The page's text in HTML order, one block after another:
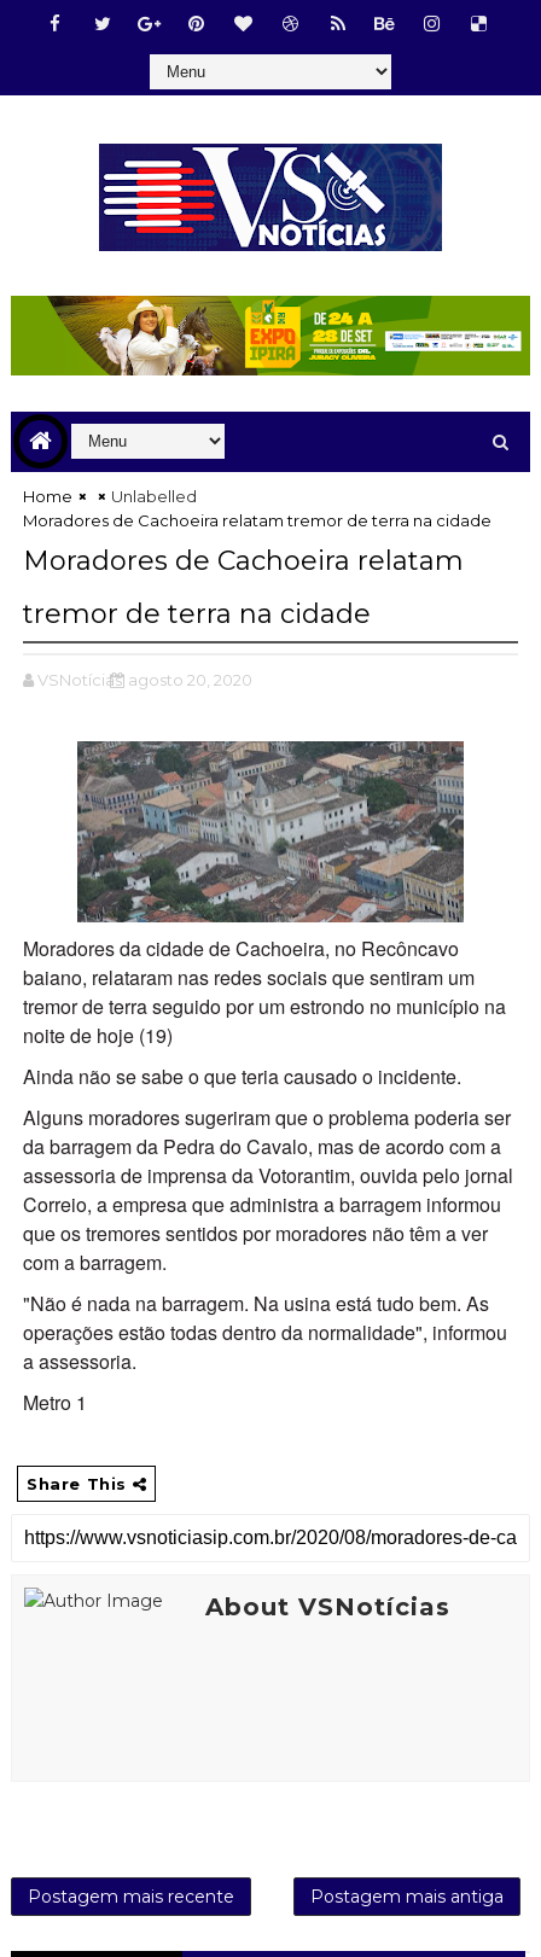
Home
Unlabelled
Moradores de Cachoeira relatam tremor de terra na cidade
Moradores de Cachoeira relatam
tremor de terra na cidade
VSNotícias agosto 20, 2020
Moradores da cidade de Cachoeira, no Recôncavo
baiano, relataram nas redes sociais que sentiram um
tremor de terra seguido por um estrondo no município na
noite de hoje (19)
Ainda não se sabe o que teria causado o incidente.
Alguns moradores sugeriram que o problema poderia ser
da barragem da Pedra do Cavalo, mas de acordo com a
assessoria de imprensa da Votorantim, ouvida pelo jornal
Correio, a empresa que administra a barragem informou
que os tremores sentidos por moradores não têm a ver
com a barragem.
"Não é nada na barragem. Na usina está tudo bem. As
operações estão todas dentro da normalidade", informou
a assessoria.
Metro 1
Share This
About VSNotícias
Postagem mais recente Postagem mais antiga